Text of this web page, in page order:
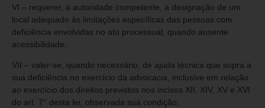
VI – requerer, à autoridade competente, a designação de um
local adequado às limitações específicas das pessoas com
deficiência envolvidas no ato processual, quando ausente
acessibilidade;
VII – valer-se, quando necessário, de ajuda técnica que supra a
sua deficiência no exercício da advocacia, inclusive em relação
ao exercício dos direitos previstos nos incisos XII, XIV, XV e XVI
do art. 7° desta lei, observada sua condição;